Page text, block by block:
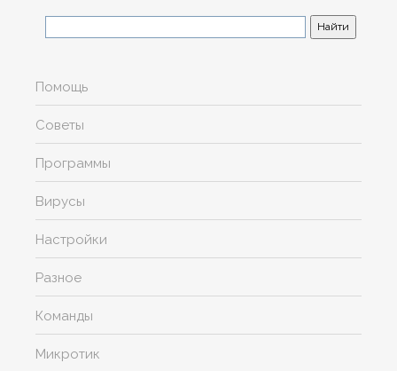
Помощь
Советы
Программы
Вирусы
Настройки
Разное
Команды
Микротик